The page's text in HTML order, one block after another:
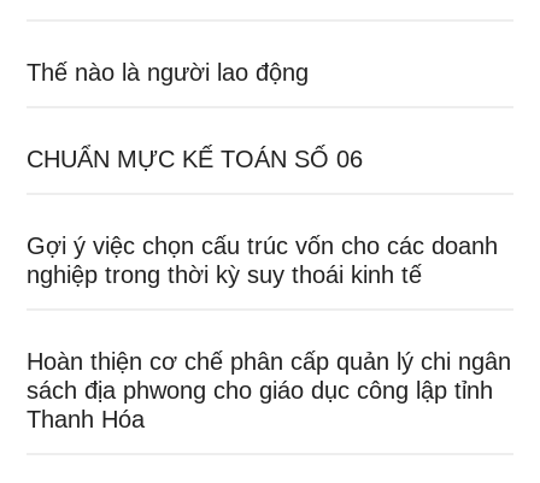
Thế nào là người lao động
CHUẨN MỰC KẾ TOÁN SỐ 06
Gợi ý việc chọn cấu trúc vốn cho các doanh
nghiệp trong thời kỳ suy thoái kinh tế
Hoàn thiện cơ chế phân cấp quản lý chi ngân
sách địa phwong cho giáo dục công lập tỉnh
Thanh Hóa